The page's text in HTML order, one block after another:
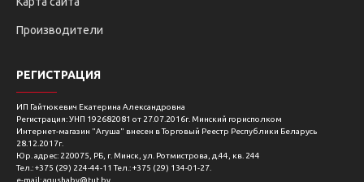
Mikołów, Poland
Импортер в РБ: ООО «Фабрика детской безопасности»
Производители
РЕГИСТРАЦИЯ
ИП Гайтюкевич Екатерина Александровна
Регистрация: УНП 192682081 от 27.07.2016г. Минский горисполком
Интернет-магазин "Агуша" внесен в Торговый Реестр Республики Беларусь
28.12.2017г.
Юр. адрес: 220075, РБ, г. Минск, ул. Ротмистрова, д.44, кв. 244
Тел.: +375 (29) 224-44-11 Тел.: +375 (29) 134-01-27.
e-mail: agushaby@tut.by